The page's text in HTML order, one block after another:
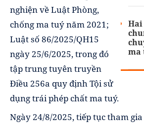
ma
nghiện về Luật Phòng,
chống ma tuý năm 2021;
Luật số 86/2025/QH15
ngày 25/6/2025, trong đó
tập trung tuyên truyền
Điều 256a quy định Tội sử
dụng trái phép chất ma tuý.
Ngày 24/8/2025, tiếp tục tham